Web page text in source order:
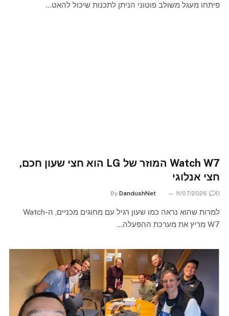
פיתחו מעגל משולב פוטוני הניתן לתכנות שיכול להאט…
Watch W7 המוזר של LG הוא חצי שעון חכם,
חצי אנלוגי
By DandushNet 11/07/2026 0
למרות שהוא נראה כמו שעון רגיל עם מחוגים מכניים, ה-Watch
W7 מריץ את מערכת ההפעלה…